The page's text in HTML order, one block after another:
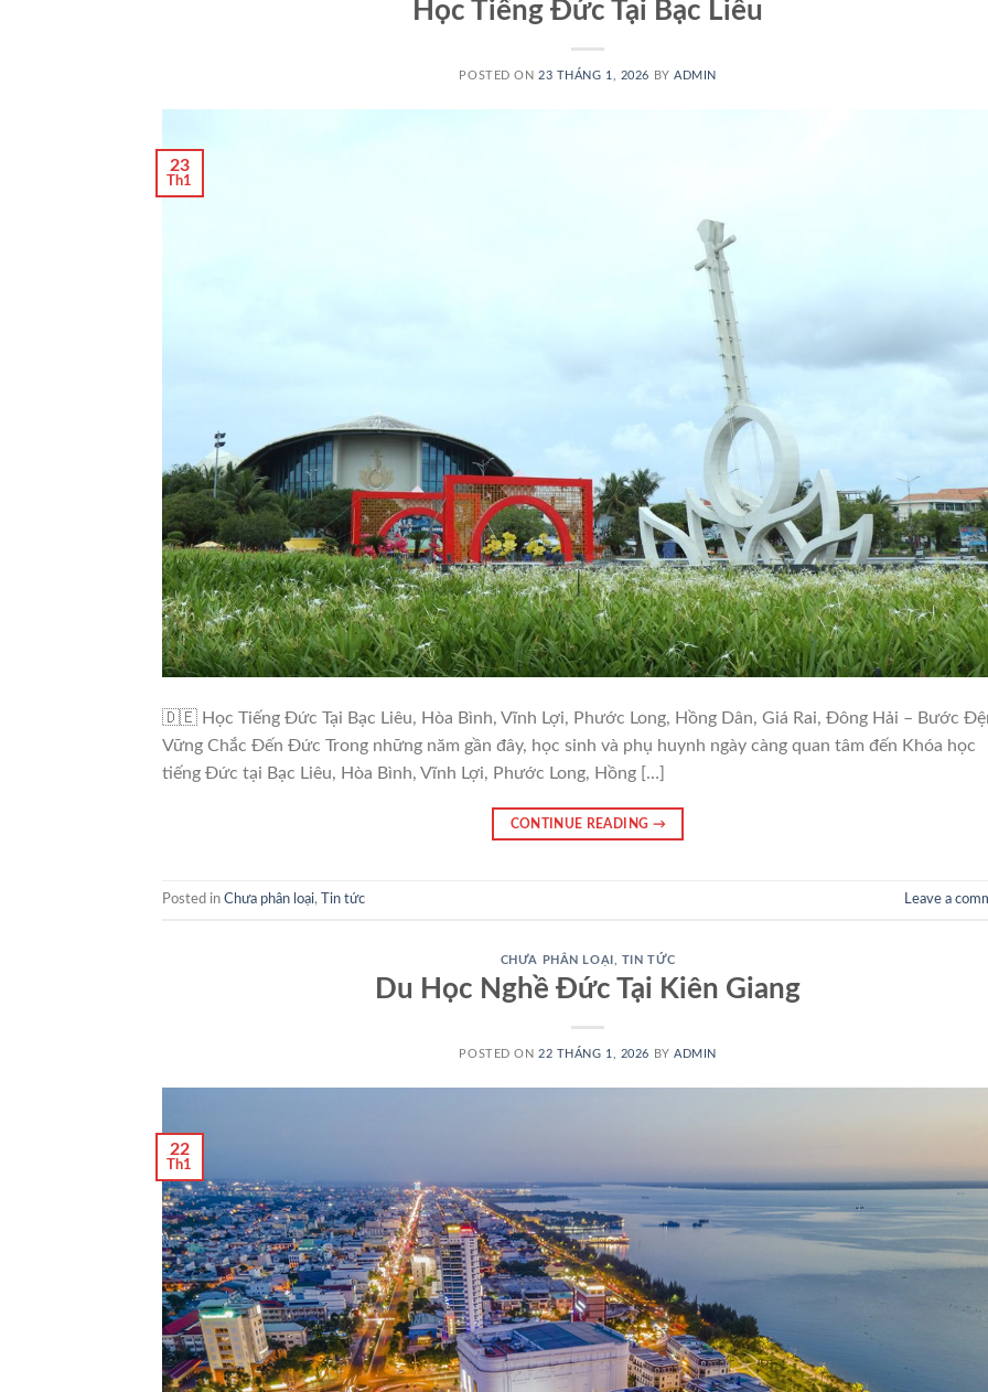
Học Tiếng Đức Tại Bạc Liêu
POSTED ON23 THÁNG 1, 2026 BYADMIN
23
Th1
🇩🇪 Học Tiếng Đức Tại Bạc Liêu, Hòa Bình, Vĩnh Lợi, Phước Long, Hồng Dân, Giá Rai, Đông Hải – Bước
Vững Chắc Đến Đức Trong những năm gần đây, học sinh và phụ huynh ngày càng quan tâm đến Khóa học
tiếng Đức tại Bạc Liêu, Hòa Bình, Vĩnh Lợi, Phước Long, Hồng […]
CONTINUE READING →
Posted in Chưa phân loại, Tin tức Leave a
CHƯA PHÂN LOẠI TIN TỨC
Du Học Nghề Đức Tại Kiên Giang
POSTED ON22 THÁNG 1, 2026 BYADMIN
22
Th1